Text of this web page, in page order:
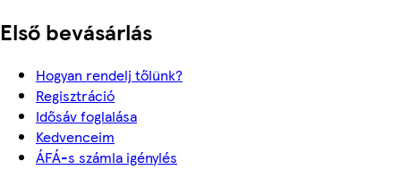
Első bevásárlás
Hogyan rendelj tőlünk?
Regisztráció
Idősáv foglalása
Kedvenceim
ÁFÁ-s számla igénylés